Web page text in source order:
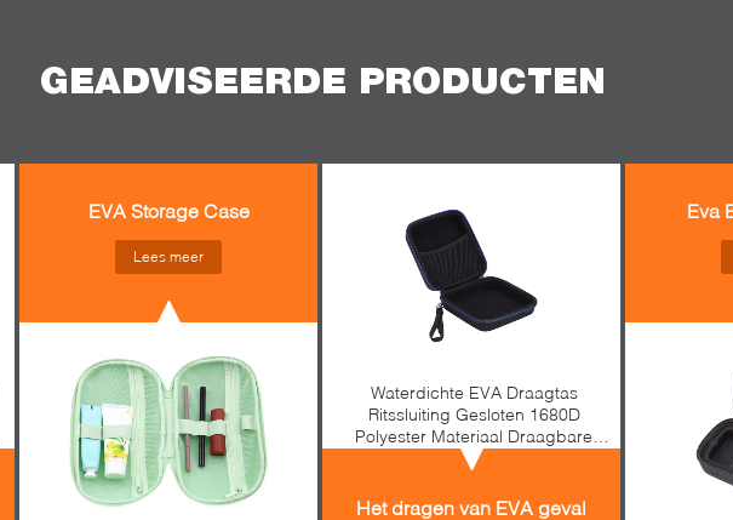
GEADVISEERDE PRODUCTEN
EVA Storage Case
Lees meer
Waterdichte EVA Draagtas
Ritssluiting Gesloten 1680D
Polyester Materiaal Draagbare
Opbergoplossing voor Elektronica
Het dragen van EVA geval
Eva